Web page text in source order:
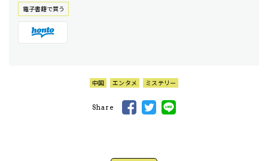
電⼦書籍で買う
中国 エンタメ ミステリー
Share